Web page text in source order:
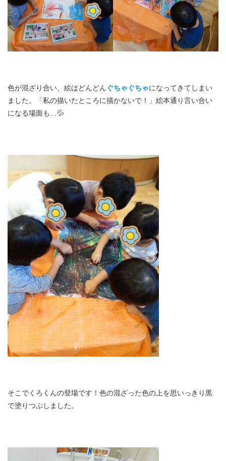
色が混ざり合い、絵はどんどん ぐちゃぐちゃになってきてしまい
ました。「私の描いたところに描かないで！」絵本通り言い合い
になる場面も…💦
そこでくろくんの登場です！色の混ざった色の上を思いっきり黒
で塗りつぶしました。